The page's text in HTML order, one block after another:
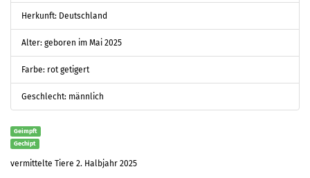
Herkunft: Deutschland
Alter: geboren im Mai 2025
Farbe: rot getigert
Geschlecht: männlich
Geimpft
Gechipt
vermittelte Tiere 2. Halbjahr 2025